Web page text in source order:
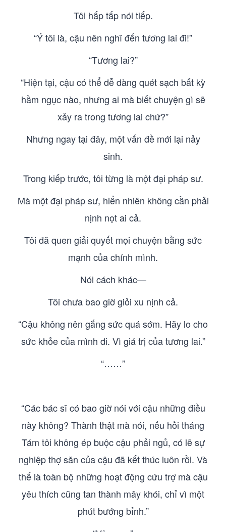
Tôi hấp tấp nói tiếp.
“Ý tôi là, cậu nên nghĩ đến tương lai đi!”
“Tương lai?”
“Hiện tại, cậu có thể dễ dàng quét sạch bất kỳ
hầm ngục nào, nhưng ai mà biết chuyện gì sẽ
xảy ra trong tương lai chứ?”
Nhưng ngay tại đây, một vấn đề mới lại nảy
sinh.
Trong kiếp trước, tôi từng là một đại pháp sư.
Mà một đại pháp sư, hiển nhiên không cần phải
nịnh nọt ai cả.
Tôi đã quen giải quyết mọi chuyện bằng sức
mạnh của chính mình.
Nói cách khác—
Tôi chưa bao giờ giỏi xu nịnh cả.
“Cậu không nên gắng sức quá sớm. Hãy lo cho
sức khỏe của mình đi. Vì giá trị của tương lai.”
“……”
“Các bác sĩ có bao giờ nói với cậu những điều
này không? Thành thật mà nói, nếu hồi tháng
Tám tôi không ép buộc cậu phải ngủ, có lẽ sự
nghiệp thợ săn của cậu đã kết thúc luôn rồi. Và
thế là toàn bộ những hoạt động cứu trợ mà cậu
yêu thích cũng tan thành mây khói, chỉ vì một
phút bướng bỉnh.”